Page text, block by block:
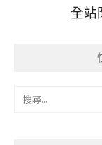
全站